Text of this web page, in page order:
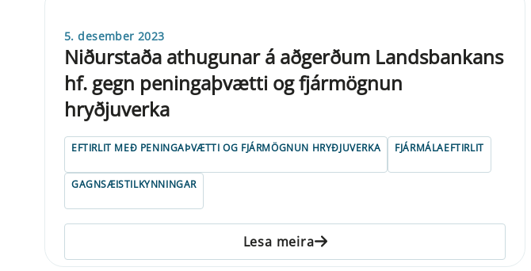
5. desember 2023
Niðurstaða athugunar á aðgerðum Landsbankans
hf. gegn peningaþvætti og fjármögnun
hryðjuverka
EFTIRLIT MEÐ PENINGAÞVÆTTI OG FJÁRMÖGNUN HRYÐJUVERKA FJÁRMÁLAEFTIRLIT
GAGNSÆISTILKYNNINGAR
Lesa meira